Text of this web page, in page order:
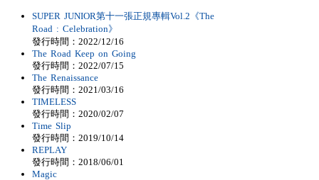
SUPER JUNIOR第十一張正規專輯Vol.2《The
Road : Celebration》
發行時間：2022/12/16
The Road Keep on Going
發行時間：2022/07/15
The Renaissance
發行時間：2021/03/16
TIMELESS
發行時間：2020/02/07
Time Slip
發行時間：2019/10/14
REPLAY
發行時間：2018/06/01
Magic